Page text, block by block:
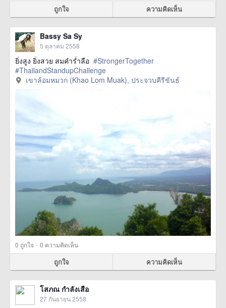
ถูกใจ ความคิดเห็น
Bassy Sa Sy
5 ตุลาคม 2558
ยิ่งสูง ยิ่งสวย สมคำร่ำลือ ‪ #StrongerTogether‬
#ThailandStandupChallenge‬
เขาล้อมหมวก (Khao Lom Muak), ประจวบคีรีขันธ์
0 ถูกใจ · 0 ความคิดเห็น
ถูกใจ ความคิดเห็น
โสภณ กำลังเสือ
27 กันยายน 2558